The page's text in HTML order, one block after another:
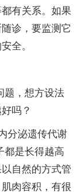
有关系。如果
诊，要监测它
全。
题，想方设法
吗？
分泌遗传代谢
都是长得越高
自然的方式管
肉容积，有很